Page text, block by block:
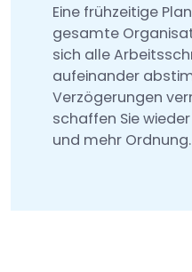
Eine frühzeitige
gesamte
sich alle
aufeinander
Verzögerungen
schaffen Sie
und mehr Ordnung.